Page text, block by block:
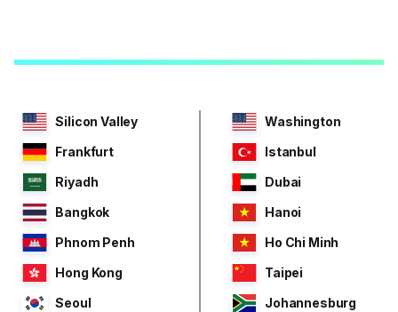
Silicon Valley
Washington
Frankfurt
Istanbul
Riyadh
Dubai
Bangkok
Hanoi
Phnom Penh
Ho Chi Minh
Hong Kong
Taipei
Seoul
Johannesburg